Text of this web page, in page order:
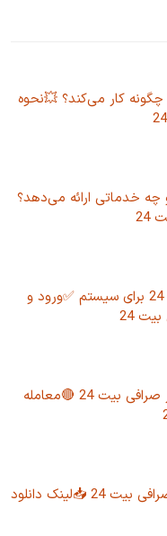
کد هدیه صرافی بیت 24 چگونه کار می‌کند؟ 💥نحوه
چیست و چه خدماتی ارائه می‌دهد؟
24
نصب برنامه صرافی بیت 24 برای سیستم ✅ورود و
24
آموزش خرید و فروش در صرافی بیت 24 🔴معامله
راهنمای دانلود نرم افزار صرافی بیت 24 📥لینک دانلود